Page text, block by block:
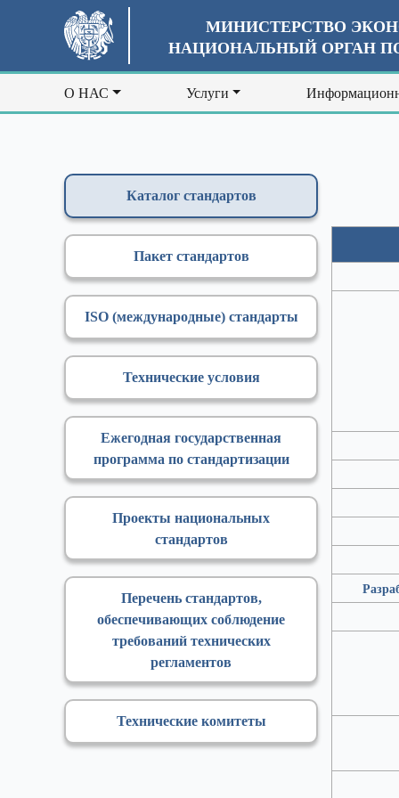
МИНИСТЕРСТВО
НАЦИОНАЛЬНЫЙ ОРГАН
О НАС Услуги
Каталог стандартов
Пакет стандартов
ISO (международные) стандарты
Технические условия
Ежегодная государственная
программа по стандартизации
Проекты национальных
стандартов
Перечень стандартов,
обеспечивающих соблюдение
требований технических
регламентов
Технические комитеты